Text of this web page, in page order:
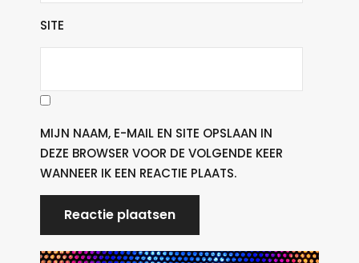
SITE
MIJN NAAM, E-MAIL EN SITE OPSLAAN IN
DEZE BROWSER VOOR DE VOLGENDE KEER
WANNEER IK EEN REACTIE PLAATS.